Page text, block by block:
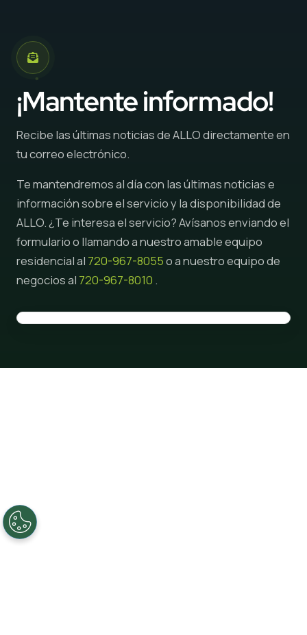
¡Mantente informado!
Recibe las últimas noticias de ALLO directamente en
tu correo electrónico.
Te mantendremos al día con las últimas noticias e
información sobre el servicio y la disponibilidad de
ALLO. ¿Te interesa el servicio? Avísanos enviando el
formulario o llamando a nuestro amable equipo
residencial al 720-967-8055o a nuestro equipo de
negocios al 720-967-8010 .